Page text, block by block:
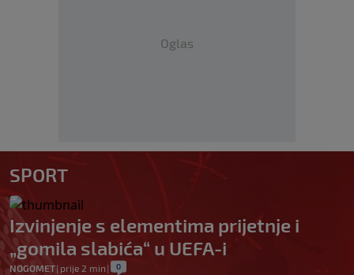
Oglas
SPORT
Izvinjenje s elementima prijetnje i
„gomila slabića“ u UEFA-i
NOGOMET| prije 2 min | 0